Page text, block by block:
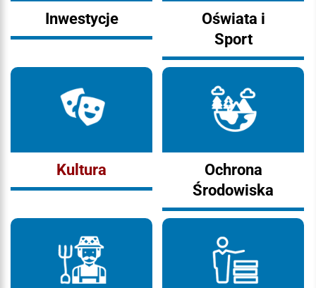
Inwestycje
Oświata i
Sport
Kultura
Ochrona
Środowiska